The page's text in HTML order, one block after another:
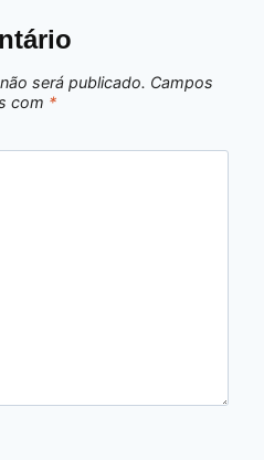
será publicado. Campos
com *